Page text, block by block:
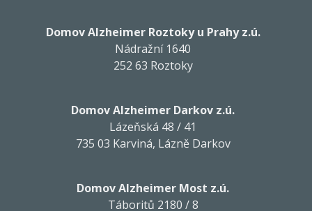
Domov Alzheimer Roztoky u Prahy z.ú.
Nádražní 1640
252 63 Roztoky
Domov Alzheimer Darkov z.ú.
Lázeňská 48 / 41
735 03 Karviná, Lázně Darkov
Domov Alzheimer Most z.ú.
Táboritů 2180 / 8